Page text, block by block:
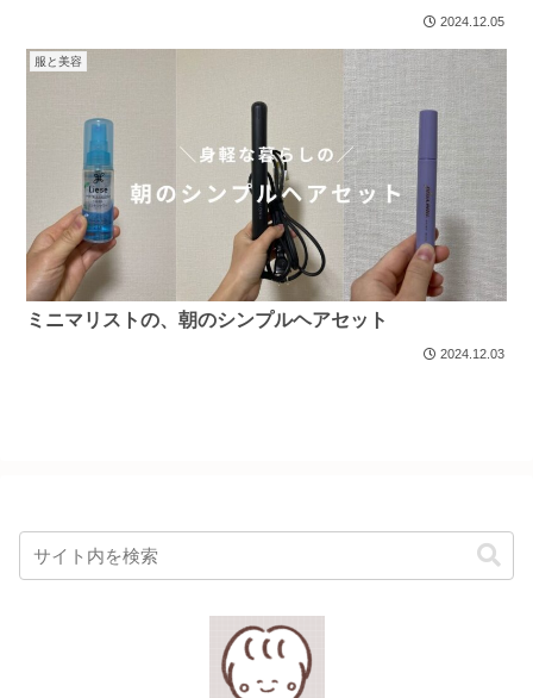
2024.12.05
服と美容
ミニマリストの、朝のシンプルヘアセット
2024.12.03